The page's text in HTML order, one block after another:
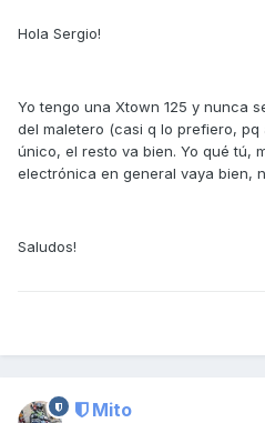
Hola Sergio!
Yo tengo una Xtown 125 y nunca
del maletero (casi q lo prefiero, pq
único, el resto va bien. Yo qué tú,
electrónica en general vaya bien,
Saludos!
Mito